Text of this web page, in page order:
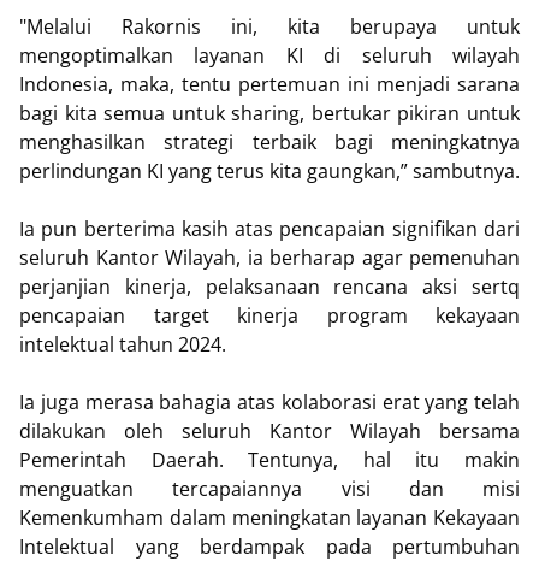
"Melalui Rakornis ini, kita berupaya untuk
mengoptimalkan layanan KI di seluruh wilayah
Indonesia, maka, tentu pertemuan ini menjadi sarana
bagi kita semua untuk sharing, bertukar pikiran untuk
menghasilkan strategi terbaik bagi meningkatnya
perlindungan KI yang terus kita gaungkan,” sambutnya.
Ia pun berterima kasih atas pencapaian signifikan dari
seluruh Kantor Wilayah, ia berharap agar pemenuhan
perjanjian kinerja, pelaksanaan rencana aksi sertq
pencapaian target kinerja program kekayaan
intelektual tahun 2024.
Ia juga merasa bahagia atas kolaborasi erat yang telah
dilakukan oleh seluruh Kantor Wilayah bersama
Pemerintah Daerah. Tentunya, hal itu makin
menguatkan tercapaiannya visi dan misi
Kemenkumham dalam meningkatan layanan Kekayaan
Intelektual yang berdampak pada pertumbuhan